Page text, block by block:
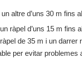
altre d’uns 30 m fins
ràpel d’uns 15 m fins
de 35 m i un
per evitar problemes